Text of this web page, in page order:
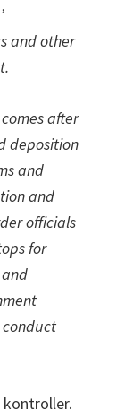
and other
after
deposition
and
and
officials
for
kontroller.